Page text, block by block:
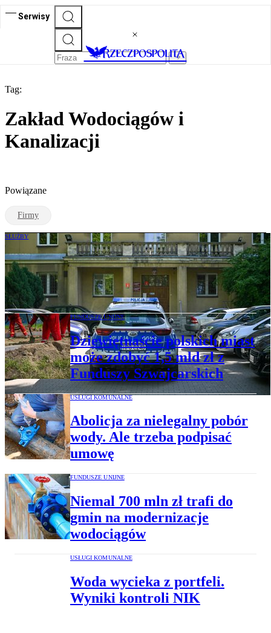
Serwisy
Tag:
Zakład Wodociągów i
Kanalizacji
Powiązane
Firmy
SŁUŻBY
Turyści czy szpiedzy? Obcokrajowców
ciągnie do strategicznych obiektów w
Polsce
FUNDUSZE UNIJNE
Dziewiętnaście polskich miast
może zdobyć 1,5 mld zł z
Funduszy Szwajcarskich
USŁUGI KOMUNALNE
Abolicja za nielegalny pobór
wody. Ale trzeba podpisać
umowę
FUNDUSZE UNIJNE
Niemal 700 mln zł trafi do
gmin na modernizacje
wodociągów
USŁUGI KOMUNALNE
Woda wycieka z portfeli.
Wyniki kontroli NIK